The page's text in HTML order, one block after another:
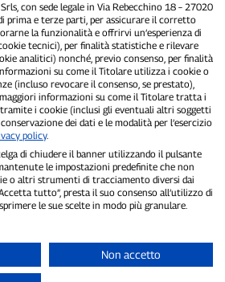
Giornalistica indipendente
2021 del 1/2/2021 - Tribunale di Pavia
66communication Srls- P.IVA
02798890188
Alessandro Secchi- Vicedirettore:Federico
Benedusi
Policy-Cookie Policy
davvero, lo trovi su P300.it"
© P300.it 2012-2026
con sede legale in Via Rebecchino 18 – 27020
prima e terze parti, per assicurare il corretto
la funzionalità e offrirvi un’esperienza di
tecnici), per finalità statistiche e rilevare
analitici) nonché, previo consenso, per finalità
su come il Titolare utilizza i cookie o
(incluso revocare il consenso, se prestato),
informazioni su come il Titolare tratta i
i cookie (inclusi gli eventuali altri soggetti
dei dati e le modalità per l’esercizio
policy.
di chiudere il banner utilizzando il pulsante
le impostazioni predefinite che non
o altri strumenti di tracciamento diversi dai
tutto”, presta il suo consenso all’utilizzo di
le sue scelte in modo più granulare.
Non accetto